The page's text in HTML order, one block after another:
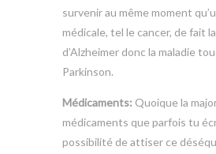
survenir au même moment
médicale, tel le cancer, de fait
d’Alzheimer donc la maladie
Parkinson.
Médicaments: Quoique la
médicaments que parfois tu
possibilité de attiser ce